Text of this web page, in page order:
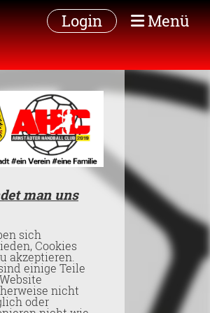
Login Menü
man uns
sich
Cookies
akzeptieren.
einige Teile
nicht
oder